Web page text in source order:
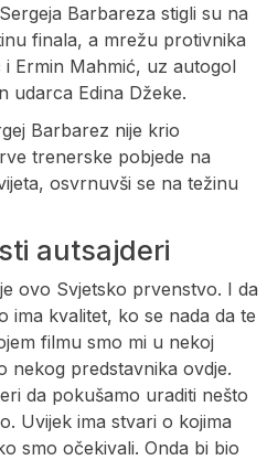
Barbareza stigli su na
finala, a mrežu protivnika
Ermin Mahmić, uz autogol
udarca Edina Džeke.
Barbarez nije krio
trenerske pobjede na
osvrnuvši se na težinu
autsajderi
ovo Svjetsko prvenstvo. I da
ima kvalitet, ko se nada da te
filmu smo mi u nekoj
nekog predstavnika ovdje.
da pokušamo uraditi nešto
Uvijek ima stvari o kojima
smo očekivali. Onda bi bio